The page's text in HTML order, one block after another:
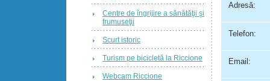
Adresă:
Telefon:
Email:
Centre de îngrijire a sănătăţii şi
frumuseţii
Scurt istoric
Turism pe bicicletă la Riccione
Webcam Riccione